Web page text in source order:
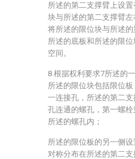
所述的第二支撑臂上设
块与所述的第二支撑臂
将所述的限位块与所述的
所述的底板和所述的限
空间。
8.根据权利要求7所述的
所述的限位块包括限位
一连接孔，所述的第二
孔连通的螺孔，第一螺
所述的螺孔内；
所述的限位板的另一侧
对称分布在所述的第二